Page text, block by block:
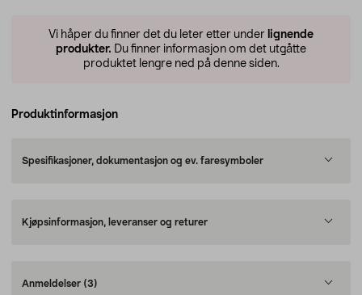
Vi håper du finner det du leter etter under lignende
produkter. Du finner informasjon om det utgåtte
produktet lengre ned på denne siden.
Produktinformasjon
Spesifikasjoner, dokumentasjon og ev. faresymboler
Kjøpsinformasjon, leveranser og returer
Anmeldelser (3)